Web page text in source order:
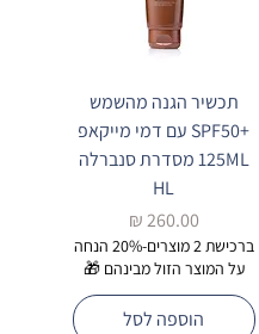
תכשיר הגנה מהשמש
+SPF50 עם דמי מייקאפ
125ML מסדרת סנברלה
HL
מחיר
ברכישת 2 מוצרים-20% הנחה
על המוצר הזול מבינהם 🎁
הוספה לסל